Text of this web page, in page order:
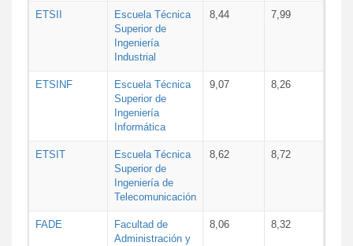
ETSII
Escuela Técnica
Superior de
Ingeniería
Industrial
8,44 7,99
ETSINF
Escuela Técnica
Superior de
Ingeniería
Informática
9,07 8,26
ETSIT
Escuela Técnica
Superior de
Ingeniería de
Telecomunicación
8,62 8,72
FADE
Facultad de
Administración y
8,06 8,32